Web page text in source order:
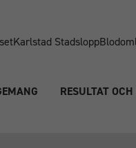
Karlstad Stadslopp
RESULTAT